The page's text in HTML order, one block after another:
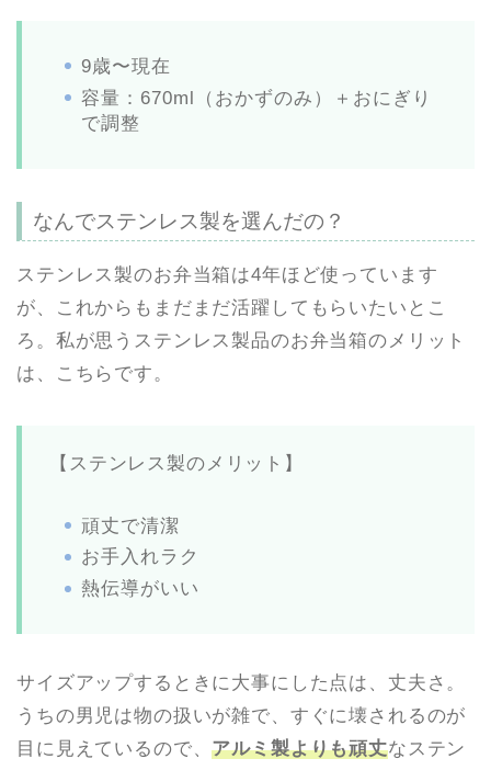
9歳〜現在
容量：670ml（おかずのみ）＋おにぎり
で調整
なんでステンレス製を選んだの？
ステンレス製のお弁当箱は4年ほど使っています
が、これからもまだまだ活躍してもらいたいとこ
ろ。私が思うステンレス製品のお弁当箱のメリット
は、こちらです。
【ステンレス製のメリット】
頑丈で清潔
お手入れラク
熱伝導がいい
サイズアップするときに大事にした点は、丈夫さ。
うちの男児は物の扱いが雑で、すぐに壊されるのが
目に見えているので、アルミ製よりも頑丈なステン